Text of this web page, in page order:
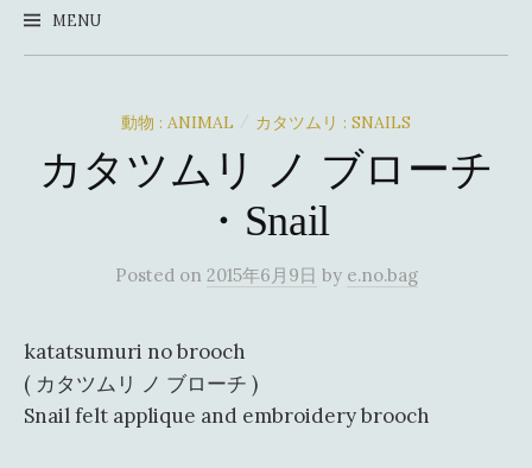
ッ
プ
MENU
動物 : ANIMAL / カタツムリ : SNAILS
カタツムリ ノ ブローチ
・Snail
Posted on 2015年6月9日 by e.no.bag
katatsumuri no brooch
( カタツムリ ノ ブローチ )
Snail felt applique and embroidery brooch